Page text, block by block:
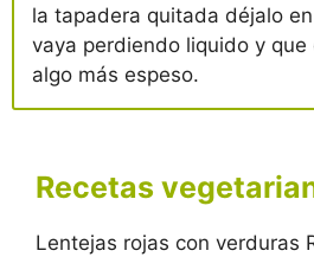
la tapadera quitada déjalo
vaya perdiendo liquido y
algo más espeso.
Recetas
Lentejas rojas con verduras